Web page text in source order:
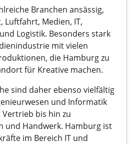
Branchen ansässig,
Medien, IT,
Logistik. Besonders stark
mit vielen
die Hamburg zu
für Kreative machen.
sind daher ebenso vielfältig
und Informatik
bis hin zu
und Handwerk. Hamburg ist
im Bereich IT und